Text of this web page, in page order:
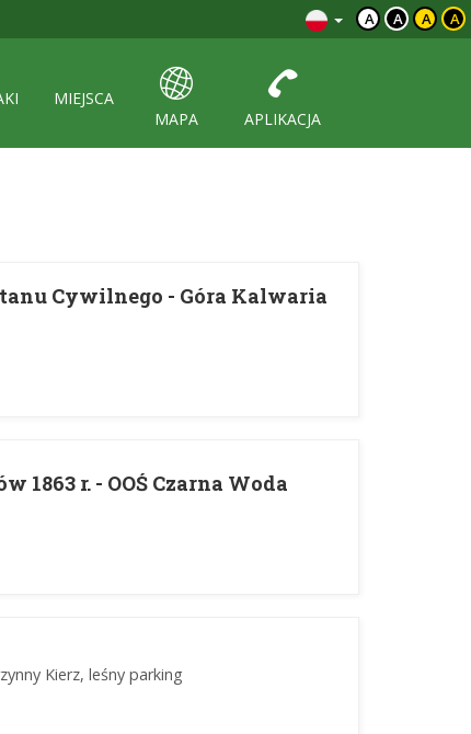
A A A A
MIEJSCA
MAPA
APLIKACJA
Cywilnego - Góra Kalwaria
1863 r. - OOŚ Czarna Woda
Kierz, leśny parking